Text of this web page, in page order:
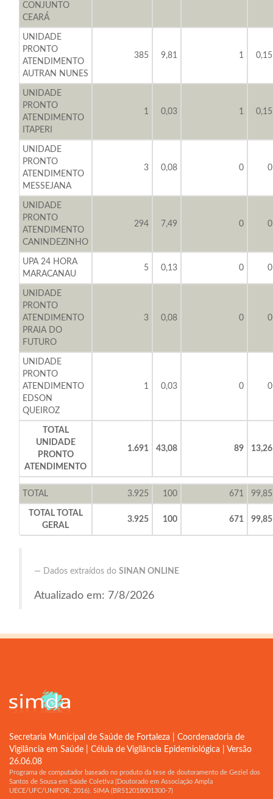
CONJUNTO
CEARÁ
UNIDADE
PRONTO
ATENDIMENTO
AUTRAN NUNES
385 9,81 1 0,15
UNIDADE
PRONTO
ATENDIMENTO
ITAPERI
1 0,03 1 0,15
UNIDADE
PRONTO
ATENDIMENTO
MESSEJANA
3 0,08 0 0
UNIDADE
PRONTO
ATENDIMENTO
CANINDEZINHO
294 7,49 0 0
UPA 24 HORA
MARACANAU
5 0,13 0 0
UNIDADE
PRONTO
ATENDIMENTO
PRAIA DO
FUTURO
3 0,08 0 0
UNIDADE
PRONTO
ATENDIMENTO
EDSON
QUEIROZ
1 0,03 0 0
TOTAL
UNIDADE
PRONTO
ATENDIMENTO
1.691 43,08 89 13,26
TOTAL 3.925 100 671 99,85
TOTAL TOTAL
GERAL
3.925 100 671 99,85
Dados extraídos doSINAN ONLINE
Atualizado em: 7/8/2026
Secretaria Municipal de Saúde de Fortaleza | Coordenadoria de
Vigilância em Saúde | Célula de Vigilância Epidemiológica | Versão
26.06.08
Programa de computador baseado no produto da tese de doutoramento de Geziel dos
Santos de Sousa em Saúde Coletiva (Doutorado em Associação Ampla
UECE/UFC/UNIFOR, 2016). SIMA (BR512018001300-7)